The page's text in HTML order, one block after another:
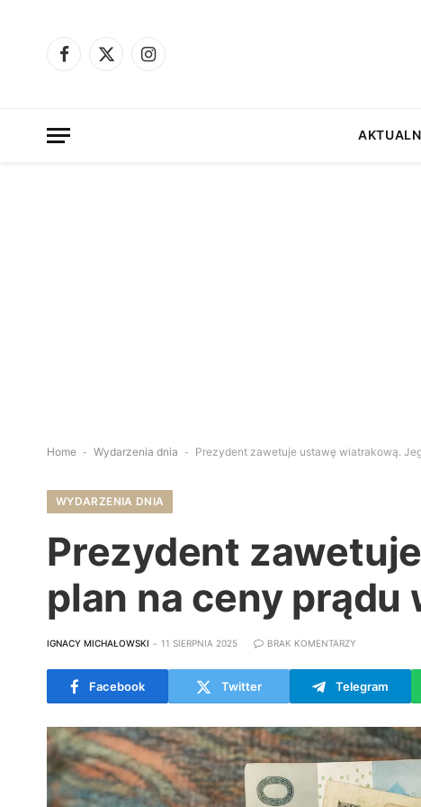
Facebook
X
Instagram
Home - Wydarzenia dnia - Prezydent zawetuje ustawę wiatrakową.
WYDARZENIA DNIA
Prezydent
plan na ceny prądu
IGNACY MICHAŁOWSKI 11 SIERPNIA 2025 BRAK KOMENTARZY
Facebook Twitter Telegram